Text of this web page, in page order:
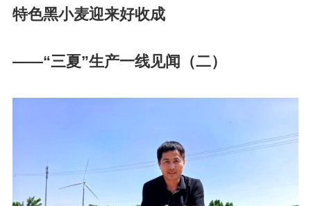
特色黑小麦迎来好收成
——“三夏”生产一线见闻（二）